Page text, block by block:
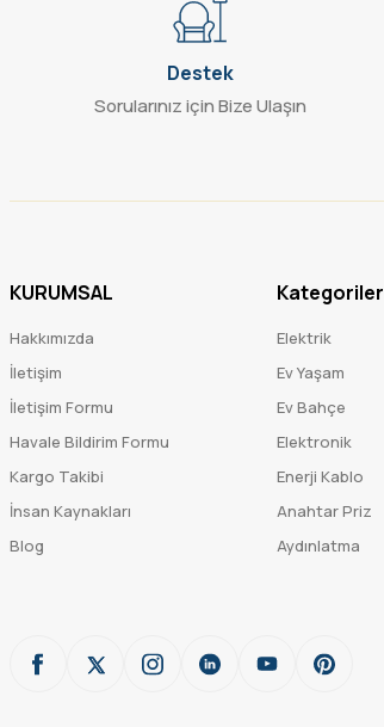
Destek
Sorularınız için Bize Ulaşın
KURUMSAL
Hakkımızda
İletişim
İletişim Formu
Havale Bildirim Formu
Kargo Takibi
İnsan Kaynakları
Blog
Kategoriler
Elektrik
Ev Yaşam
Ev Bahçe
Elektronik
Enerji Kablo
Anahtar Priz
Aydınlatma